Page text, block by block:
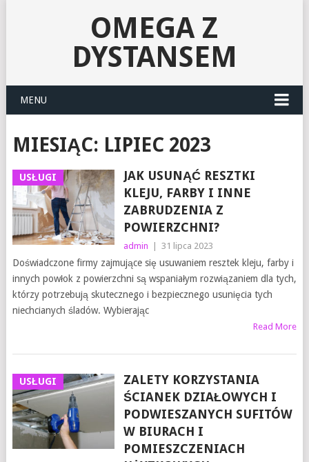
OMEGA Z
DYSTANSEM
MENU
MIESIĄC: LIPIEC 2023
USŁUGI
JAK USUNĄĆ RESZTKI
KLEJU, FARBY I INNE
ZABRUDZENIA Z
POWIERZCHNI?
admin 31 lipca 2023
Doświadczone firmy zajmujące się usuwaniem resztek kleju, farby i
innych powłok z powierzchni są wspaniałym rozwiązaniem dla tych,
którzy potrzebują skutecznego i bezpiecznego usunięcia tych
niechcianych śladów. Wybierając
Read More
USŁUGI
ZALETY KORZYSTANIA
ŚCIANEK DZIAŁOWYCH I
PODWIESZANYCH SUFITÓW
W BIURACH I
POMIESZCZENIACH